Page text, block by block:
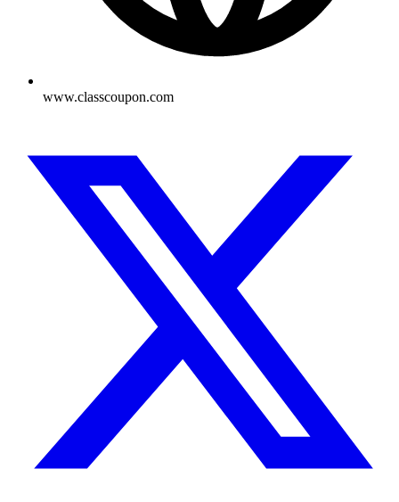
www.classcoupon.com